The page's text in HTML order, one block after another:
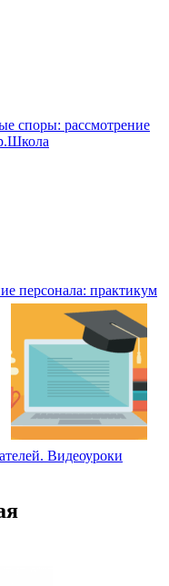
споры: рассмотрение
персонала: практикум
Видеоуроки